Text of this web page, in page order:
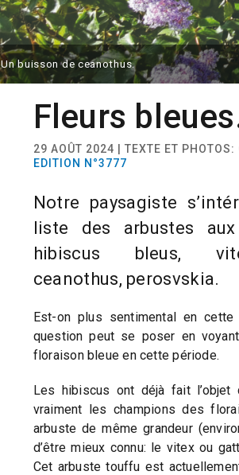
Un buisson de ceanothus.
Fleurs
29 AOÛT 2024 | TEXTE ET PHOTOS:
EDITION N°3777
Notre paysagiste
liste des arbustes
hibiscus bleus,
ceanothus, perosvskia.
Est-on plus sentimental en
question peut se poser en
floraison bleue en cette période.
Les hibiscus ont déjà fait
vraiment les champions des
arbuste de même grandeur
d’être mieux connu: le vitex ou
Cet arbuste touffu est